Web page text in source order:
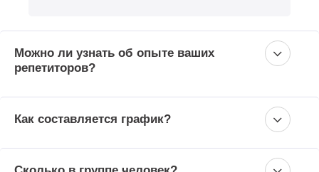
Можно ли узнать об опыте ваших
репетиторов?
Как составляется график?